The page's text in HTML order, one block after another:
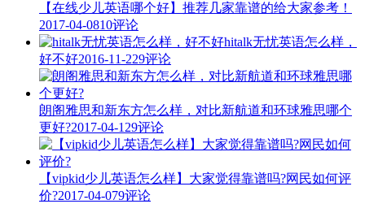
【在线少儿英语哪个好】推荐几家靠谱的给大家参考！
2017-04-0810评论
hitalk无忧英语怎么样，
好不好2016-11-229评论
朗阁雅思和新东方怎么样，对比新航道和环球雅思哪个
更好?2017-04-129评论
【vipkid少儿英语怎么样】大家觉得靠谱吗?网民如何评
价?2017-04-079评论